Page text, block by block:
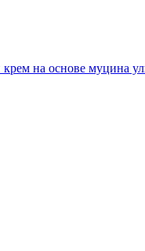
крем на основе муцина